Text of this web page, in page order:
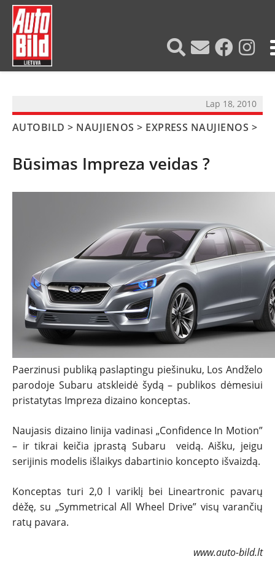
NAUJIENOS
TESTAI
NAUJI
NAUDOTI
REPORTAŽAI
PATARIMAI
ĮVAIRENYBĖS
Lap 18, 2010
AUTOBILD > NAUJIENOS > EXPRESS NAUJIENOS >
Būsimas Impreza veidas ?
Paerzinusi publiką paslaptingu piešinuku, Los Andželo
parodoje Subaru atskleidė šydą – publikos dėmesiui
pristatytas Impreza dizaino konceptas.
Naujasis dizaino linija vadinasi „Confidence In Motion”
– ir tikrai keičia įprastą Subaru veidą. Aišku, jeigu
serijinis modelis išlaikys dabartinio koncepto išvaizdą.
Konceptas turi 2,0 l variklį bei Lineartronic pavarų
dėžę, su „Symmetrical All Wheel Drive” visų varančių
ratų pavara.
www.auto-bild.lt